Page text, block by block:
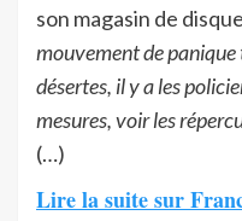
son magasin de
mouvement de panique
désertes, il y a les
mesures, voir les
(…)
Lire la suite sur